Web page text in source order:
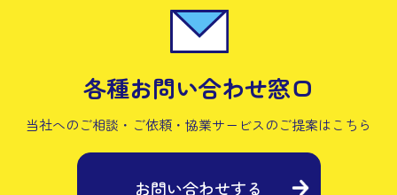
各種お問い合わせ窓口
当社へのご相談・ご依頼・協業サービスのご提案はこちら
お問い合わせする